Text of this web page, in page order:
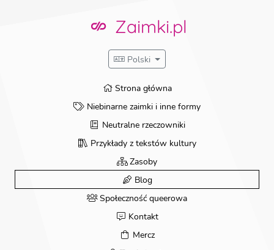
Zaimki.pl
Polski
Strona główna
Niebinarne zaimki i inne formy
Neutralne rzeczowniki
Przykłady z tekstów kultury
Zasoby
Blog
Społeczność queerowa
Kontakt
Mercz